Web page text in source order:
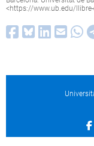
<https://www.ub.edu/